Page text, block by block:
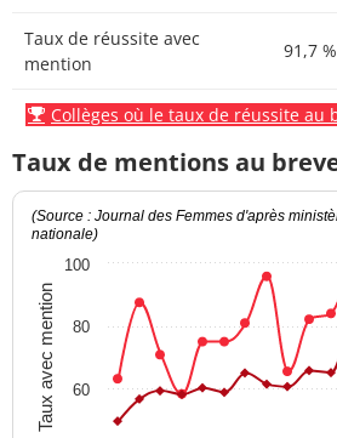
Taux de réussite avec
mention
91,7 %
Collèges où le taux de réussite au
Taux de mentions au
Taux avec mention
(Source : Journal des Femmes d'après
nationale)
60
80
100